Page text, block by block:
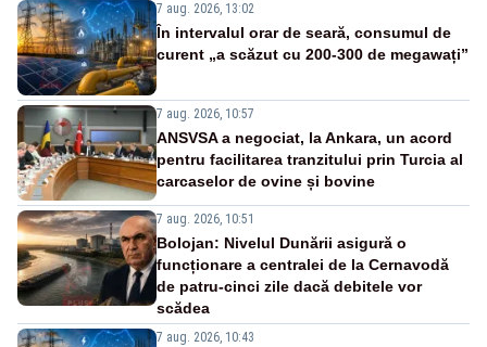
7 aug. 2026, 13:02
În intervalul orar de seară, consumul de
curent „a scăzut cu 200-300 de megawați”
7 aug. 2026, 10:57
ANSVSA a negociat, la Ankara, un acord
pentru facilitarea tranzitului prin Turcia al
carcaselor de ovine și bovine
7 aug. 2026, 10:51
Bolojan: Nivelul Dunării asigură o
funcționare a centralei de la Cernavodă
de patru-cinci zile dacă debitele vor
scădea
7 aug. 2026, 10:43